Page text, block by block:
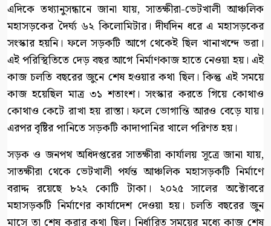
এদিকে তথ্যানুসন্ধানে জানা যায়, সাতক্ষীরা-ভেটখালী আঞ্চলিক
মহাসড়কের দৈর্ঘ্য ৬২ কিলোমিটার। দীর্ঘদিন ধরে এ মহাসড়কের
সংস্কার হয়নি। ফলে সড়কটি আগে থেকেই ছিল খানাখন্দে ভরা।
এই পরিস্থিতিতে দেড় বছর আগে নির্মাণকাজ হাতে নেওয়া হয়। এই
কাজ চলতি বছরের জুনে শেষ হওয়ার কথা ছিল। কিন্তু এই সময়ে
কাজ হয়েছিল মাত্র ৩১ শতাংশ। সংস্কার করতে গিয়ে কোথাও
কোথাও কেটে রাখা হয় রাস্তা। ফলে ভোগান্তি আরও বেড়ে যায়।
এরপর বৃষ্টির পানিতে সড়কটি কাদাপানির খালে পরিণত হয়।
সড়ক ও জনপথ অধিদপ্তরের সাতক্ষীরা কার্যালয় সূত্রে জানা যায়,
সাতক্ষীরা থেকে ভেটখালী পর্যন্ত আঞ্চলিক মহাসড়কটি নির্মাণে
বরাদ্দ রয়েছে ৮২২ কোটি টাকা। ২০২৫ সালের অক্টোবরে
মহাসড়কটি নির্মাণের কার্যাদেশ দেওয়া হয়। চলতি বছরের জুন